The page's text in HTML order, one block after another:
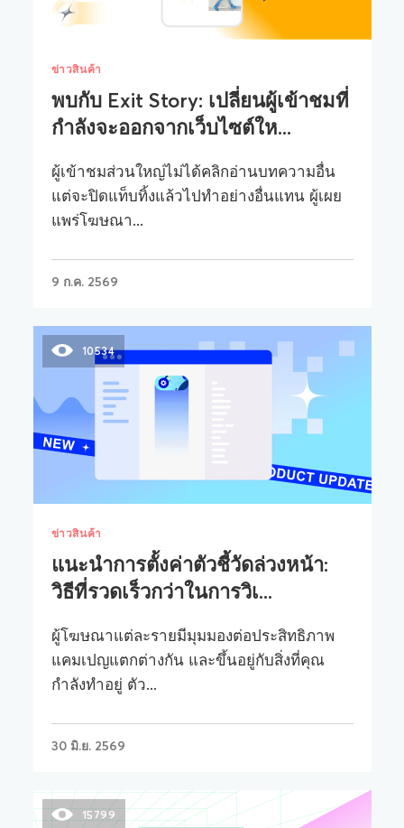
ข่าวสินค้า
พบกับ Exit Story: เปลี่ยนผู้เข้าชมที่
กำลังจะออกจากเว็บไซต์ให...
ผู้เข้าชมส่วนใหญ่ไม่ได้คลิกอ่านบทความอื่น
แต่จะปิดแท็บทิ้งแล้วไปทำอย่างอื่นแทน ผู้เผย
แพร่โฆษณา...
9 ก.ค. 2569
10534
ข่าวสินค้า
แนะนำการตั้งค่าตัวชี้วัดล่วงหน้า:
วิธีที่รวดเร็วกว่าในการวิเ...
ผู้โฆษณาแต่ละรายมีมุมมองต่อประสิทธิภาพ
แคมเปญแตกต่างกัน และขึ้นอยู่กับสิ่งที่คุณ
กำลังทำอยู่ ตัว...
30 มิ.ย. 2569
15799